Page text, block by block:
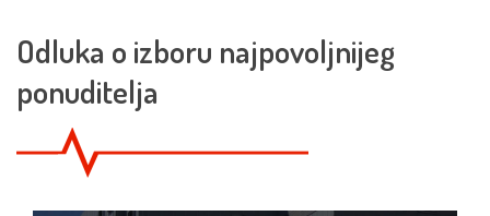
Odluka o izboru najpovoljnijeg
ponuditelja